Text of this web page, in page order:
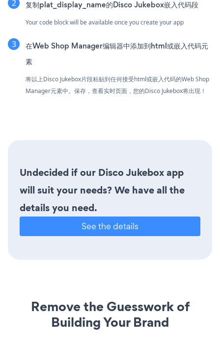
复制plat_display_name的Disco Jukebox嵌入代码段
Your code block will be available once you create your app
在Web Shop Manager编辑器中添加到html或嵌入代码元
素
将以上Disco Jukebox片段粘贴到任何接受html或嵌入代码的Web Shop
Manager元素中。保存，查看实时页面，您的Disco Jukebox将出现！
Undecided if our Disco Jukebox app
will suit your needs? We have all the
details you need.
See the details
Remove the Guesswork of
Building Your Brand